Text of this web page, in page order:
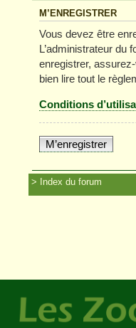
M’ENREGISTRER
Vous devez être
L’administrateur du
enregistrer,
bien lire tout le
Conditions
M’enregistrer
Index du forum